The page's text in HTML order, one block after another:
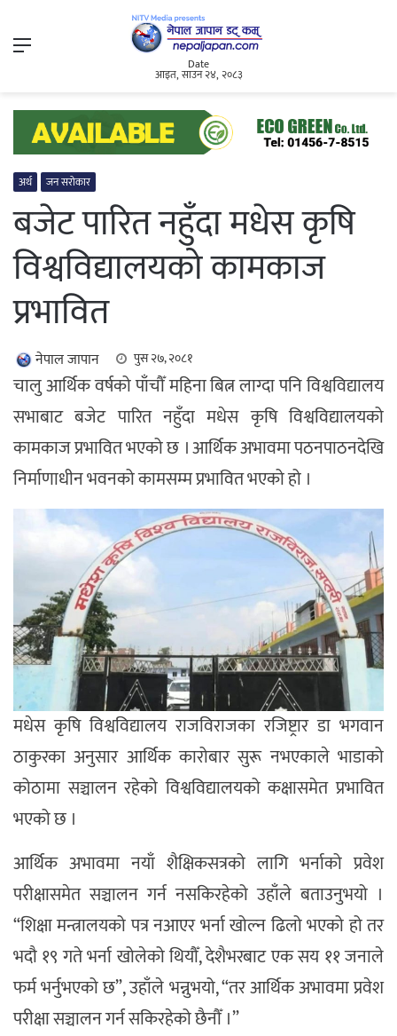
Menu
Date
आइत, साउन २४, २०८३
अर्थ जन सरोकार
बजेट पारित नहुँदा मधेस कृषि
विश्वविद्यालयको कामकाज
प्रभावित
नेपाल जापान पुस २७, २०८१
चालु आर्थिक वर्षको पाँचौँ महिना बित्न लाग्दा पनि विश्वविद्यालय
सभाबाट बजेट पारित नहुँदा मधेस कृषि विश्वविद्यालयको
कामकाज प्रभावित भएको छ । आर्थिक अभावमा पठनपाठनदेखि
निर्माणाधीन भवनको कामसम्म प्रभावित भएको हो ।
मधेस कृषि विश्वविद्यालय राजविराजका रजिष्ट्रार डा भगवान
ठाकुरका अनुसार आर्थिक कारोबार सुरू नभएकाले भाडाको
कोठामा सञ्चालन रहेको विश्वविद्यालयको कक्षासमेत प्रभावित
भएको छ ।
आर्थिक अभावमा नयाँ शैक्षिकसत्रको लागि भर्नाको प्रवेश
परीक्षासमेत सञ्चालन गर्न नसकिरहेको उहाँले बताउनुभयो ।
“शिक्षा मन्त्रालयको पत्र नआएर भर्ना खोल्न ढिलो भएको हो तर
भदौ १९ गते भर्ना खोलेको थियौँ, देशैभरबाट एक सय ११ जनाले
फर्म भर्नुभएको छ”, उहाँले भन्नुभयो, “तर आर्थिक अभावमा प्रवेश
परीक्षा सञ्चालन गर्न सकिरहेको छैनौँ ।”